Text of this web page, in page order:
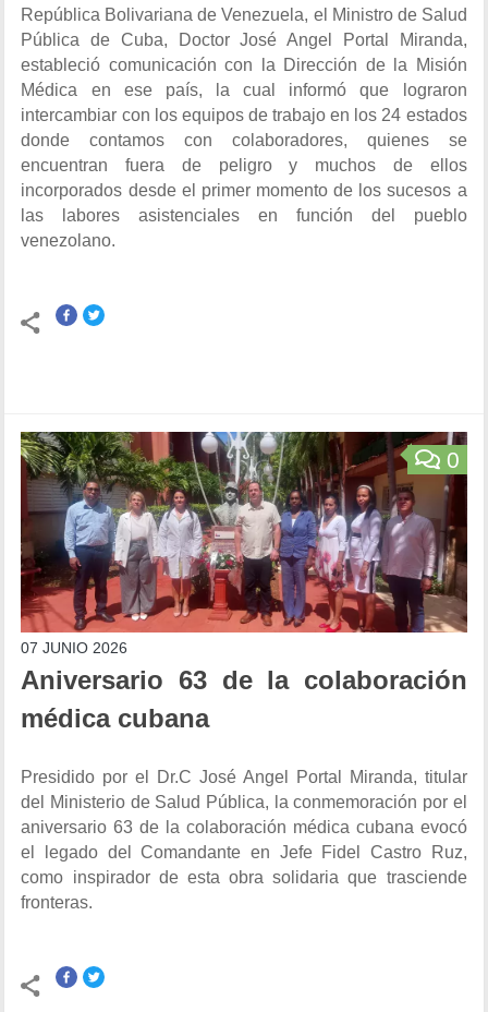
República Bolivariana de Venezuela, el Ministro de Salud
Pública de Cuba, Doctor José Angel Portal Miranda,
estableció comunicación con la Dirección de la Misión
Médica en ese país, la cual informó que lograron
intercambiar con los equipos de trabajo en los 24 estados
donde contamos con colaboradores, quienes se
encuentran fuera de peligro y muchos de ellos
incorporados desde el primer momento de los sucesos a
las labores asistenciales en función del pueblo
venezolano.
0
07 JUNIO 2026
Aniversario 63 de la colaboración
médica cubana
Presidido por el Dr.C José Angel Portal Miranda, titular
del Ministerio de Salud Pública, la conmemoración por el
aniversario 63 de la colaboración médica cubana evocó
el legado del Comandante en Jefe Fidel Castro Ruz,
como inspirador de esta obra solidaria que trasciende
fronteras.